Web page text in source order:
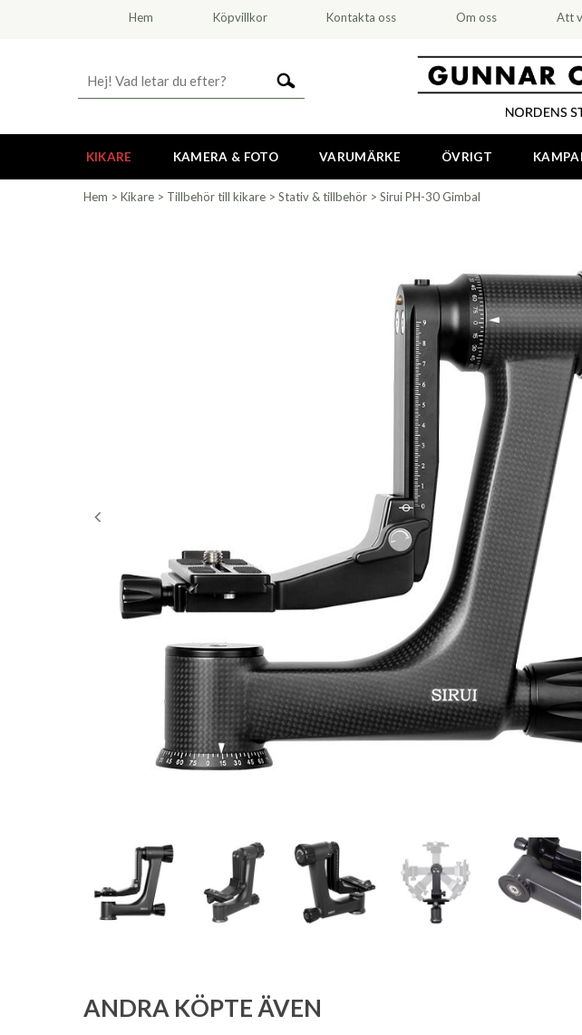
Hem Köpvillkor Kontakta oss Om oss Att
KIKARE KAMERA & FOTO VARUMÄRKE ÖVRIGT
Hem > Kikare > Tillbehör till kikare > Stativ & tillbehör > Sirui PH-30 Gimbal
ANDRA KÖPTE ÄVEN